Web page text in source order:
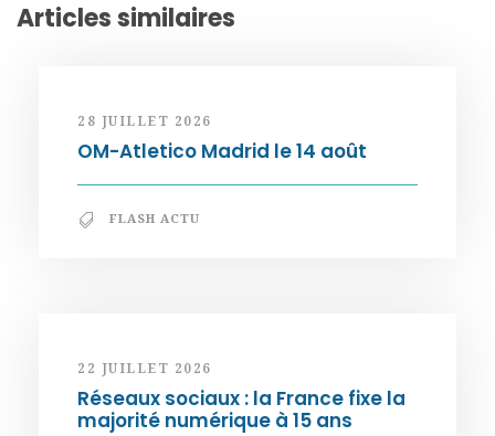
Articles similaires
28 JUILLET 2026
OM-Atletico Madrid le 14 août
FLASH ACTU
22 JUILLET 2026
Réseaux sociaux : la France fixe la
majorité numérique à 15 ans